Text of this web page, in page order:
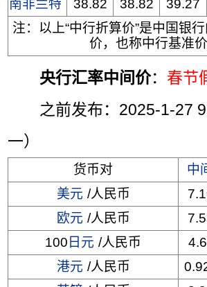
南非兰特
38.82 38.82 39.27
注：以上“中行折算价”是中国银
价，也称中行基准价
央行汇率中间价： 春节
之前发布：2025-1-27
一）
货币对 中
美元 /人民币
欧元 /人民币
100 日元 /人民币
港元 /人民币